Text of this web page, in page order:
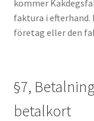
kommer
faktura i efterhand.
företag eller den
§7,
betalkort